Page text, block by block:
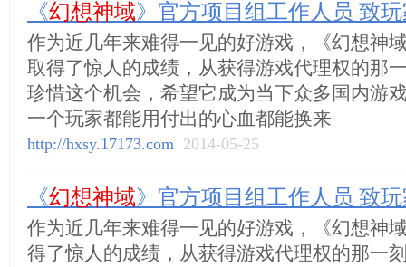
《幻想神域》官方项目组工作人员 致
作为近几年来难得一见的好游戏，《幻想神
取得了惊人的成绩，从获得游戏代理权的那
珍惜这个机会，希望它成为当下众多国内游
一个玩家都能用付出的心血都能换来
http://hxsy.17173.com 2014-05-25
《幻想神域》官方项目组工作人员 致
作为近几年来难得一见的好游戏，《幻想神
得了惊人的成绩，从获得游戏代理权的那一